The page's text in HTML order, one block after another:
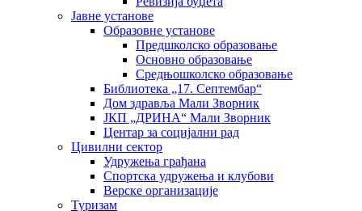
Јавне установе
Образовне установе
Предшколско образовање
Основно образовање
Средњошколско образовање
Библиотека „17. Септембар“
Дом здравља Мали Зворник
ЈКП „ДРИНА“ Мали Зворник
Центар за социјални рад
Цивилни сектор
Удружења грађана
Спортска удружења и клубови
Верске организације
Туризам